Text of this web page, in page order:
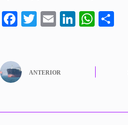
Fa
ok
T
r
E
Li
W
A
pp
ANTERIOR